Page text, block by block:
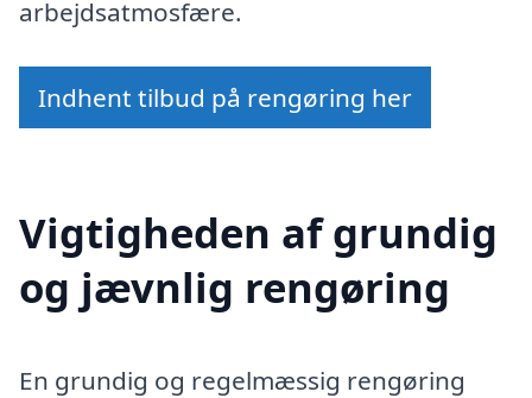
arbejdsatmosfære.
Indhent tilbud på rengøring her
Vigtigheden af grundig
og jævnlig rengøring
En grundig og regelmæssig rengøring